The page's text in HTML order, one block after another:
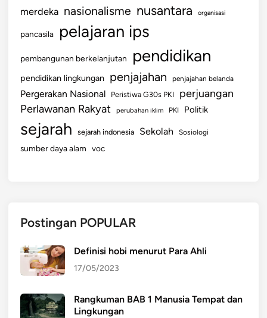
e
j
a
n
g
a
merdeka nasionalisme nusantara organisasi
pancasila pelajaran ips
pembangunan berkelanjutan pendidikan
pendidikan lingkungan penjajahan penjajahan belanda
Pergerakan Nasional Peristiwa G30s PKI perjuangan
Perlawanan Rakyat perubahan iklim PKI Politik
sejarah sejarah indonesia Sekolah Sosiologi
sumber daya alam voc
Postingan POPULAR
Definisi hobi menurut Para Ahli
17/05/2023
Rangkuman BAB 1 Manusia Tempat dan
Lingkungan